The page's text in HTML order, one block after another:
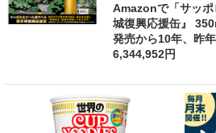
Amazonで「サッ
城復興応援缶』
発売から10年、昨
6,344,952円